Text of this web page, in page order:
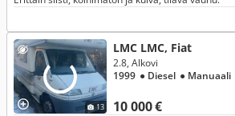
13
LMC LMC, Fiat
10 000 €
2.8, Alkovi
1999 ● Diesel ● Manuaali